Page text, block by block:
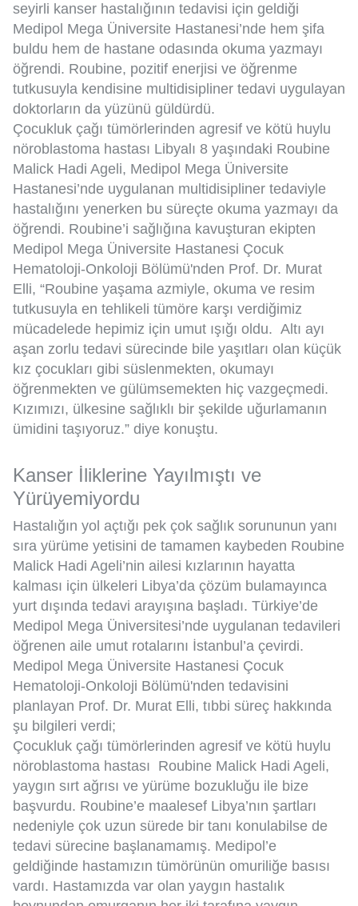
seyirli kanser hastalığının tedavisi için geldiği
Medipol Mega Üniversite Hastanesi’nde hem şifa
buldu hem de hastane odasında okuma yazmayı
öğrendi. Roubine, pozitif enerjisi ve öğrenme
tutkusuyla kendisine multidisipliner tedavi uygulayan
doktorların da yüzünü güldürdü.
Çocukluk çağı tümörlerinden agresif ve kötü huylu
nöroblastoma hastası Libyalı 8 yaşındaki Roubine
Malick Hadi Ageli, Medipol Mega Üniversite
Hastanesi’nde uygulanan multidisipliner tedaviyle
hastalığını yenerken bu süreçte okuma yazmayı da
öğrendi. Roubine’i sağlığına kavuşturan ekipten
Medipol Mega Üniversite Hastanesi Çocuk
Hematoloji-Onkoloji Bölümü'nden Prof. Dr. Murat
Elli, “Roubine yaşama azmiyle, okuma ve resim
tutkusuyla en tehlikeli tümöre karşı verdiğimiz
mücadelede hepimiz için umut ışığı oldu. Altı ayı
aşan zorlu tedavi sürecinde bile yaşıtları olan küçük
kız çocukları gibi süslenmekten, okumayı
öğrenmekten ve gülümsemekten hiç vazgeçmedi.
Kızımızı, ülkesine sağlıklı bir şekilde uğurlamanın
ümidini taşıyoruz.” diye konuştu.
Kanser İliklerine Yayılmıştı ve
Yürüyemiyordu
Hastalığın yol açtığı pek çok sağlık sorununun yanı
sıra yürüme yetisini de tamamen kaybeden Roubine
Malick Hadi Ageli’nin ailesi kızlarının hayatta
kalması için ülkeleri Libya’da çözüm bulamayınca
yurt dışında tedavi arayışına başladı. Türkiye’de
Medipol Mega Üniversitesi’nde uygulanan tedavileri
öğrenen aile umut rotalarını İstanbul’a çevirdi.
Medipol Mega Üniversite Hastanesi Çocuk
Hematoloji-Onkoloji Bölümü'nden tedavisini
planlayan Prof. Dr. Murat Elli, tıbbi süreç hakkında
şu bilgileri verdi;
Çocukluk çağı tümörlerinden agresif ve kötü huylu
nöroblastoma hastası Roubine Malick Hadi Ageli,
yaygın sırt ağrısı ve yürüme bozukluğu ile bize
başvurdu. Roubine’e maalesef Libya’nın şartları
nedeniyle çok uzun sürede bir tanı konulabilse de
tedavi sürecine başlanamamış. Medipol’e
geldiğinde hastamızın tümörünün omuriliğe basısı
vardı. Hastamızda var olan yaygın hastalık